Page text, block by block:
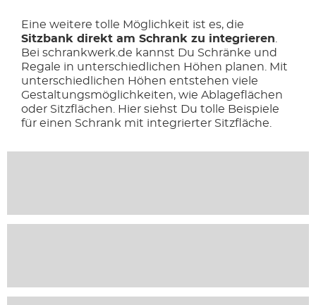
Eine weitere tolle Möglichkeit ist es, die
Sitzbank direkt am Schrank zu integrieren
Bei schrankwerk.de kannst Du Schränke und
Regale in unterschiedlichen Höhen planen. Mit
unterschiedlichen Höhen entstehen viele
Gestaltungsmöglichkeiten, wie Ablageflächen
oder Sitzflächen. Hier siehst Du tolle Beispiele
für einen Schrank mit integrierter Sitzfläche.